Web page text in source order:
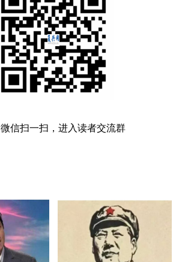
微信扫一扫，进入读者交流群